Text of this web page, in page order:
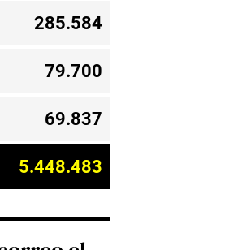
285.584
79.700
69.837
5.448.483